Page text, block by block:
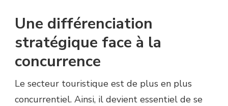
Une différenciation
stratégique face à la
concurrence
Le secteur touristique est de plus en plus
concurrentiel. Ainsi, il devient essentiel de se